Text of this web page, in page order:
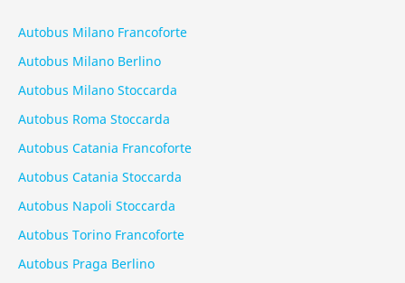
Autobus Milano Francoforte
Autobus Milano Berlino
Autobus Milano Stoccarda
Autobus Roma Stoccarda
Autobus Catania Francoforte
Autobus Catania Stoccarda
Autobus Napoli Stoccarda
Autobus Torino Francoforte
Autobus Praga Berlino